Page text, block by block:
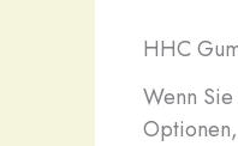
HHC
Wenn